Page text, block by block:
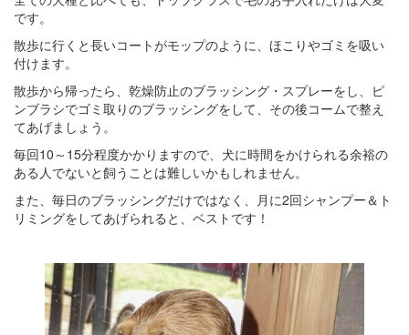
です。
散歩に行くと長いコートがモップのように、ほこりやゴミを吸い
付けます。
散歩から帰ったら、乾燥防止のブラッシング・スプレーをし、ピ
ンブラシでゴミ取りのブラッシングをして、その後コームで整え
てあげましょう。
毎回10～15分程度かかりますので、犬に時間をかけられる余裕の
ある人でないと飼うことは難しいかもしれません。
また、毎日のブラッシングだけではなく、月に2回シャンプー＆ト
リミングをしてあげられると、ベストです！